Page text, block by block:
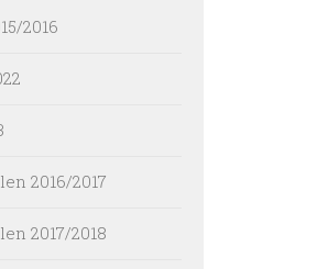
2016
2016/2017
2017/2018